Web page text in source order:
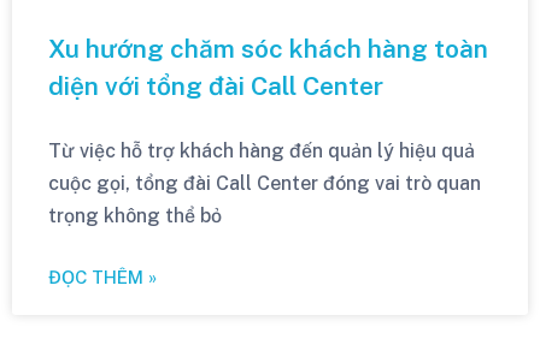
Xu hướng chăm sóc khách hàng toàn
diện với tổng đài Call Center
Từ việc hỗ trợ khách hàng đến quản lý hiệu quả
cuộc gọi, tổng đài Call Center đóng vai trò quan
trọng không thể bỏ
ĐỌC THÊM »